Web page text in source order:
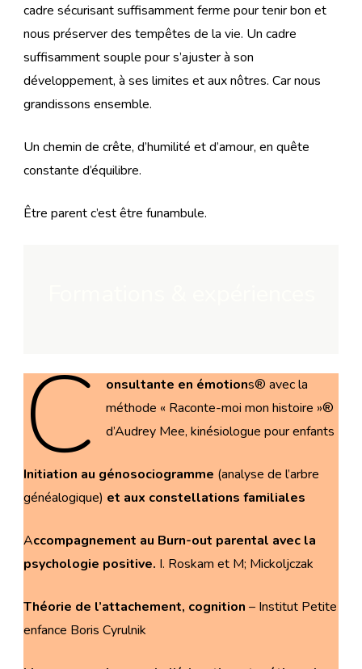
cadre sécurisant suffisamment ferme pour tenir bon et
nous préserver des tempêtes de la vie. Un cadre
suffisamment souple pour s’ajuster à son
développement, à ses limites et aux nôtres. Car nous
grandissons ensemble.
Un chemin de crête, d’humilité et d’amour, en quête
constante d’équilibre.
Être parent c’est être funambule.
C onsultante en émotions® avec la
méthode « Raconte-moi mon histoire »®
d’Audrey Mee, kinésiologue pour enfants
Initiation au génosociogramme (analyse de l’arbre
généalogique) et aux constellations familiales
Accompagnement au Burn-out parental avec la
psychologie positive. I. Roskam et M; Mickoljczak
Théorie de l’attachement, cognition – Institut Petite
enfance Boris Cyrulnik